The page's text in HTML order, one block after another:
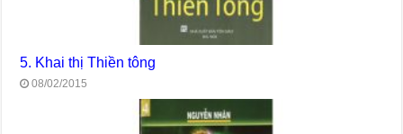
5. Khai thị Thiền tông
08/02/2015